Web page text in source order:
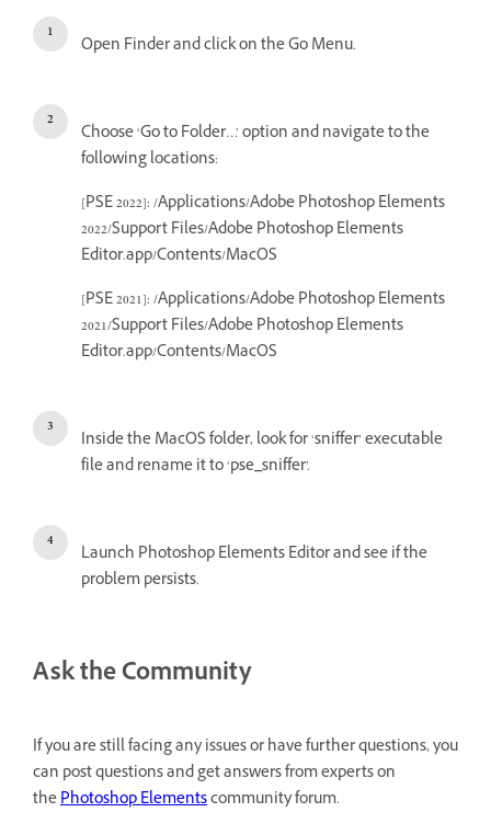
Open Finder and click on the Go Menu.
Choose ‘Go to Folder…’ option and navigate to the
following locations:
[PSE 2022]: /Applications/Adobe Photoshop Elements
2022/Support Files/Adobe Photoshop Elements
Editor.app/Contents/MacOS
[PSE 2021]: /Applications/Adobe Photoshop Elements
2021/Support Files/Adobe Photoshop Elements
Editor.app/Contents/MacOS
Inside the MacOS folder, look for ‘sniffer’ executable
file and rename it to ‘pse_sniffer’.
Launch Photoshop Elements Editor and see if the
problem persists.
Ask the Community
If you are still facing any issues or have further questions, you
can post questions and get answers from experts on
thePhotoshop Elementscommunity forum.